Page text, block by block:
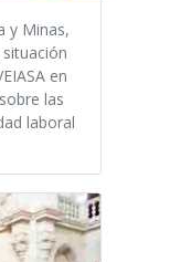
y Minas,
en
las
laboral